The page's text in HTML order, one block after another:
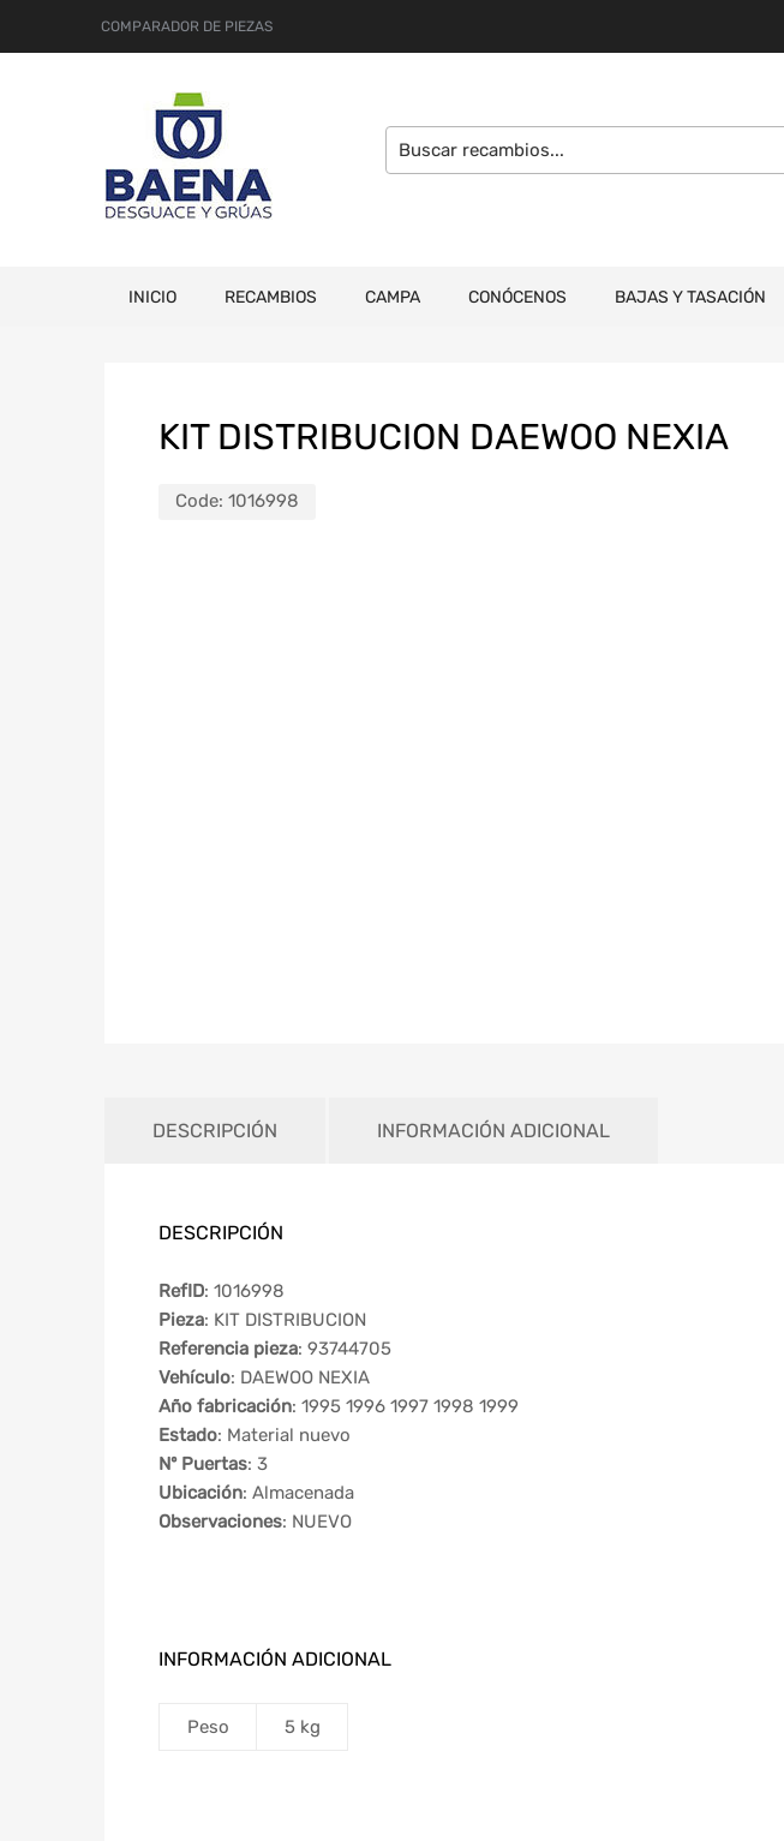
COMPARADOR DE PIEZAS
INICIO RECAMBIOS CAMPA CONÓCENOS BAJAS Y TASACIÓN
KIT DISTRIBUCION DAEWOO NEXIA
Code: 1016998
DESCRIPCIÓN INFORMACIÓN ADICIONAL
DESCRIPCIÓN
RefID: 1016998
Pieza: KIT DISTRIBUCION
Referencia pieza: 93744705
Vehículo: DAEWOO NEXIA
Año fabricación: 1995 1996 1997 1998 1999
Estado: Material nuevo
Nº Puertas: 3
Ubicación: Almacenada
Observaciones: NUEVO
INFORMACIÓN ADICIONAL
Peso 5 kg